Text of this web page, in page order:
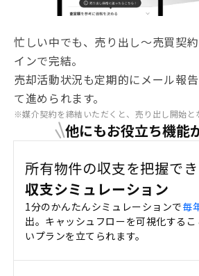
忙しい中でも、売り出し〜売買契
インで完結。
売却活動状況も定期的にメール報
て進められます。
※媒介契約を締結いただくと、売り出し開始と
他にもお役立ち機能
所有物件の収支を把握で
収支シミュレーション
1分のかんたんシミュレーションで毎
出。キャッシュフローを可視化する
いプランを立てられます。